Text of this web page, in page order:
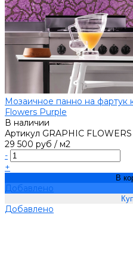
Мозаичное панно на фартук
Flowers Purple
В наличии
Артикул GRAPHIC
29 500 руб / м2
-
+
В
Добавлено
Добавлено